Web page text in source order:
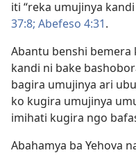
iti “reka umujinya
37:8; Abefeso 4:31.
Abantu benshi bemera
kandi ni bake
bagira umujinya ari
ko kugira umujinya
imihati kugira ngo
Abahamya ba Yehova